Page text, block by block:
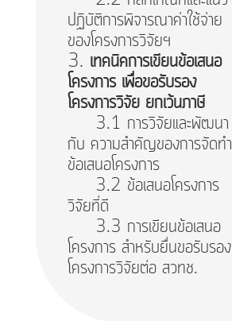
ปฏิบัติการพิจารณาค่าใช้จ่าย
ของโครงการวิจัยฯ
เทคนิคการเขียนข้อเสนอ
โครงการ เพื่อขอรับรอง
โครงการวิจัย ยกเว้นภาษี
3.1 การวิจัยและพัฒนา
กับ ความสำคัญของการจัดทำ
ข้อเสนอโครงการ
3.2 ข้อเสนอโครงการ
วิจัยที่ดี
3.3 การเขียนข้อเสนอ
โครงการ สำหรับยื่นขอรับรอง
โครงการวิจัยต่อ สวทช.